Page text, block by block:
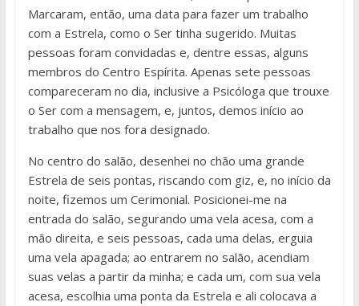
Marcaram, então, uma data para fazer um trabalho
com a Estrela, como o Ser tinha sugerido. Muitas
pessoas foram convidadas e, dentre essas, alguns
membros do Centro Espírita. Apenas sete pessoas
compareceram no dia, inclusive a Psicóloga que trouxe
o Ser com a mensagem, e, juntos, demos início ao
trabalho que nos fora designado.
No centro do salão, desenhei no chão uma grande
Estrela de seis pontas, riscando com giz, e, no início da
noite, fizemos um Cerimonial. Posicionei-me na
entrada do salão, segurando uma vela acesa, com a
mão direita, e seis pessoas, cada uma delas, erguia
uma vela apagada; ao entrarem no salão, acendiam
suas velas a partir da minha; e cada um, com sua vela
acesa, escolhia uma ponta da Estrela e ali colocava a